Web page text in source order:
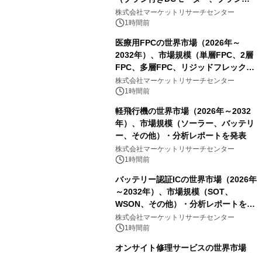
スDCモーター）・分析レポートを発
表
株式会社マーケットリサーチセンター
1時間前
医療用FPCの世界市場（2026年～
2032年）、市場規模（単層FPC、2層
FPC、多層FPC、リジッドフレックス
PCB）・分析レポートを発表
株式会社マーケットリサーチセンター
1時間前
軽飛行機の世界市場（2026年～2032
年）、市場規模（ソーラー、バッテリ
ー、その他）・分析レポートを発表
株式会社マーケットリサーチセンター
1時間前
バッテリー認証ICの世界市場（2026年
～2032年）、市場規模（SOT、
WSON、その他）・分析レポートを発
表
株式会社マーケットリサーチセンター
1時間前
オンサイト修理サービスの世界市場